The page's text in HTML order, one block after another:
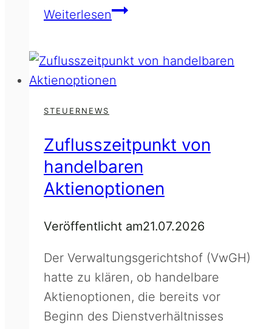
WeiterlesenAbschaffung
in
Wien
STEUERNEWS
Zuflusszeitpunkt von
handelbaren
Aktienoptionen
Veröffentlicht am21.07.2026
Der Verwaltungsgerichtshof (VwGH)
hatte zu klären, ob handelbare
Aktienoptionen, die bereits vor
Beginn des Dienstverhältnisses